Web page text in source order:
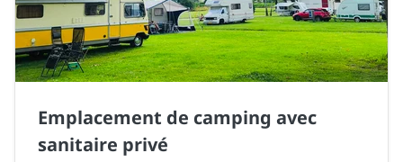
Emplacement de camping avec
sanitaire privé